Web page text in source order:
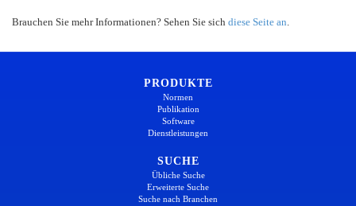
Brauchen Sie mehr Informationen? Sehen Sie sich diese Seite an
PRODUKTE
Normen
Publikation
Software
Dienstleistungen
SUCHE
Übliche Suche
Erweiterte Suche
Suche nach Branchen